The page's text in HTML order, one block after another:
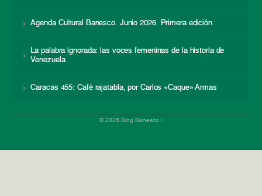
Agenda Cultural Banesco. Junio 2026. Primera edición
La palabra ignorada: las voces femeninas de la historia de
Venezuela
Caracas 455: Café rajatabla, por Carlos «Caque» Armas
© 2026 Blog Banesco |